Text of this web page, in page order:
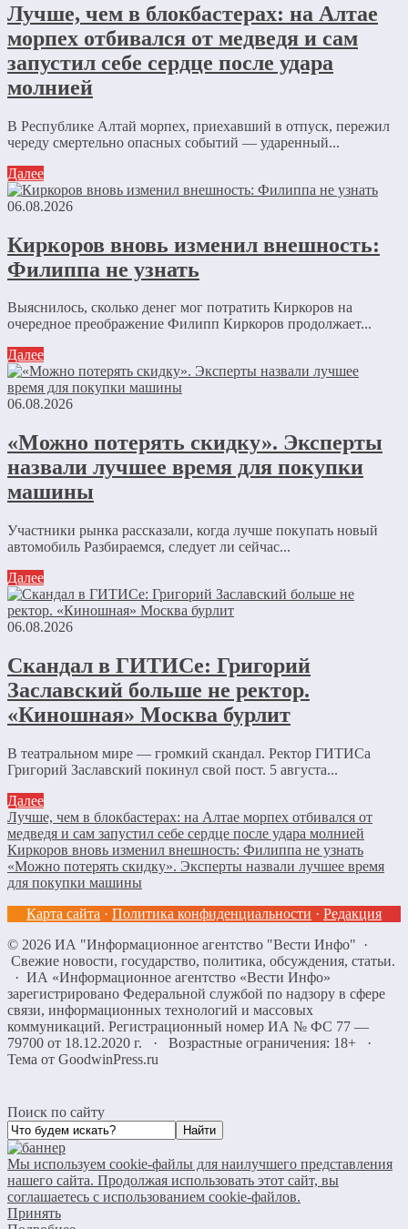
Лучше, чем в блокбастерах: на Алтае
морпех отбивался от медведя и сам
запустил себе сердце после удара
молнией
В Республике Алтай морпех, приехавший в отпуск, пережил
череду смертельно опасных событий — ударенный...
Далее
06.08.2026
Киркоров вновь изменил внешность:
Филиппа не узнать
Выяснилось, сколько денег мог потратить Киркоров на
очередное преображение Филипп Киркоров продолжает...
Далее
06.08.2026
«Можно потерять скидку». Эксперты
назвали лучшее время для покупки
машины
Участники рынка рассказали, когда лучше покупать новый
автомобиль Разбираемся, следует ли сейчас...
Далее
06.08.2026
Скандал в ГИТИСе: Григорий
Заславский больше не ректор.
«Киношная» Москва бурлит
В театральном мире — громкий скандал. Ректор ГИТИСа
Григорий Заславский покинул свой пост. 5 августа...
Далее
Лучше, чем в блокбастерах: на Алтае морпех отбивался от
медведя и сам запустил себе сердце после удара молнией
Киркоров вновь изменил внешность: Филиппа не узнать
«Можно потерять скидку». Эксперты назвали лучшее время
для покупки машины
Карта сайта · Политика конфиденциальности · Редакция
© 2026 ИА "Информационное агентство "Вести Инфо" ·
Свежие новости, государство, политика, обсуждения, статьи.
· ИА «Информационное агентство «Вести Инфо»
зарегистрировано Федеральной службой по надзору в сфере
связи, информационных технологий и массовых
коммуникаций. Регистрационный номер ИА № ФС 77 —
79700 от 18.12.2020 г. · Возрастные ограничения: 18+
·
Тема от GoodwinPress.ru
Поиск по сайту
Мы используем cookie-файлы для наилучшего представления
нашего сайта. Продолжая использовать этот сайт, вы
соглашаетесь с использованием cookie-файлов.
Принять